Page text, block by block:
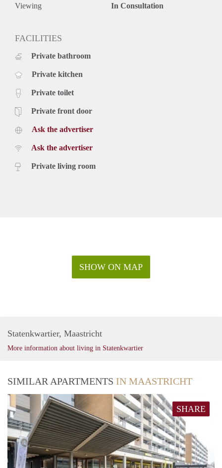
Het appartement wordt eenmaal per twee weken gepoetst (zit
De woning is ideaal voor expats, werkend of nette rustige
STUDENTEN).
(Stadscentrum) supermarkten, Universiteiten, centraal station
en alle uitvalswegen.
Viewing In Consultation
FACILITIES
Private bathroom
Private kitchen
Private toilet
Private front door
Ask the advertiser
Ask the advertiser
Private living room
SHOW ON MAP
Statenkwartier, Maastricht
More information about living in Statenkwartier
SIMILAR APARTMENTS IN MAASTRICHT
SHARE